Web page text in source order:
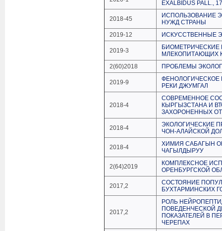
EXALBIDUS
2018-45
ИСПОЛЬЗОВАНИЕ
НУЖД СТРАНЫ
2019-12
ИСКУССТВЕННЫЕ
2019-3
МЛЕКОПИТАЮЩИХ
2(60)2018
ПРОБЛЕМЫ
2019-9
ФЕНОЛОГИЧЕСКОЕ
РЕКИ ДЖУМГАЛ
2018-4
СОВРЕМЕННОЕ
КЫРГЫЗСТАНА И
ЗАХОРОНЕННЫХ
2018-4
ЭКОЛОГИЧЕСКИЕ
ЧОН-АЛАЙСКОЙ
2018-4
ХИМИЯ САБАГЫН
ЧАГЫЛДЫРУУ
2(64)2019
КОМПЛЕКСНОЕ
ОРЕНБУРГСКОЙ
2017,2
СОСТОЯНИЕ
БУХТАРМИНСКИХ
2017,2
РОЛЬ
ПОВЕДЕНЧЕСКОЙ
ПОКАЗАТЕЛЕЙ В
ЧЕРЕПАХ